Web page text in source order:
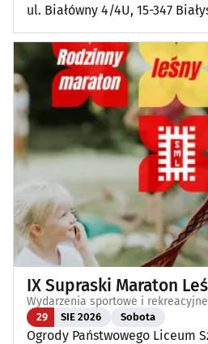
ul. Białówny 4/4U, 15-347
IX Supraski Maraton
Wydarzenia sportowe i rekreacyjne
29 SIE 2026 Sobota
Ogrody Państwowego Liceum